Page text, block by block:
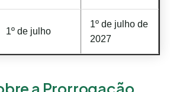
1º de julho
1º de julho de
2027